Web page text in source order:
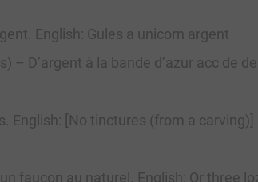
English: Gules a unicorn argent
– D’argent à la bande d’azur acc de
English: [No tinctures (from a carving)]
faucon au naturel. English: Or three